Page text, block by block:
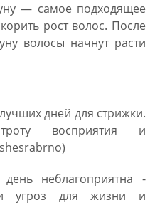
— самое подходящее
рост волос. После
волосы начнут расти
дней для стрижки.
восприятия и
неблагоприятна -
угроз для жизни и